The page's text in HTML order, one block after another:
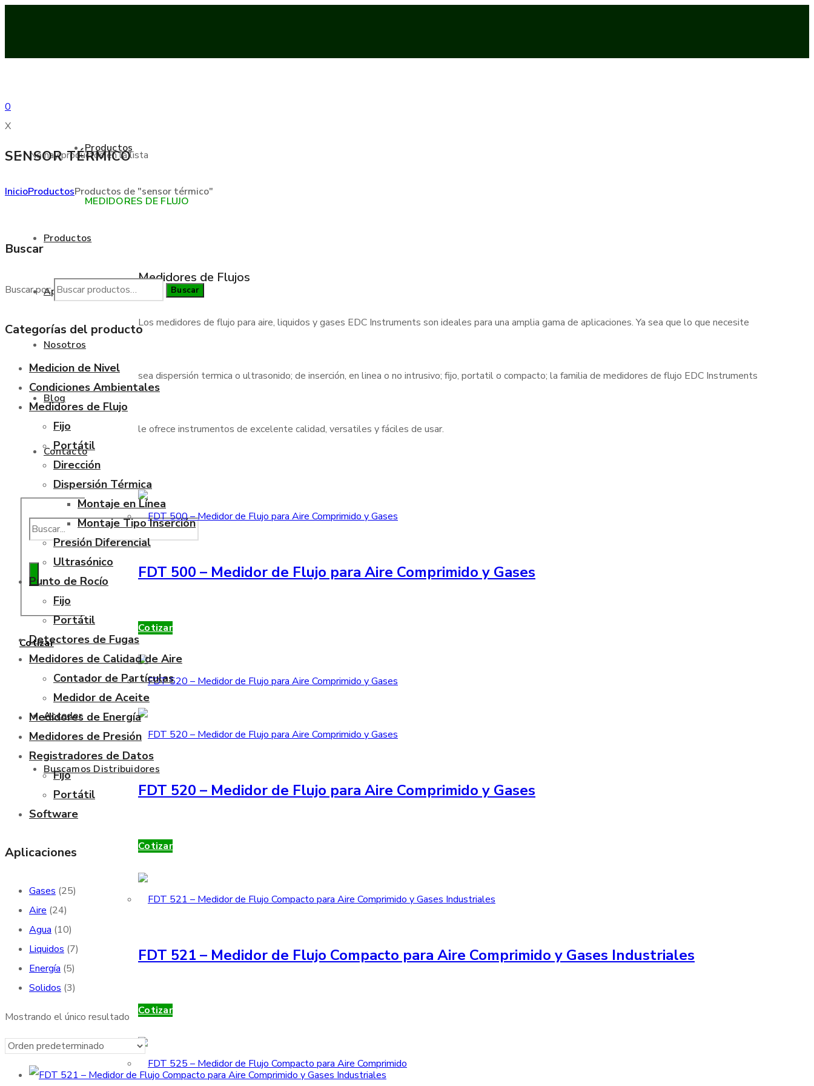
0
X
No hay productos en la lista
Productos
Aplicaciones
Nosotros
Blog
Contacto
Cotizar
Acceder
Buscamos Distribuidores
Productos
MEDIDORES DE FLUJO
Medidores de Flujos
Los medidores de flujo para aire, liquidos y gases EDC Instruments son ideales para una amplia gama de aplicaciones. Ya sea que lo que necesite
sea dispersión termica o ultrasonido; de inserción, en linea o no intrusivo; fijo, portatil o compacto; la familia de medidores de flujo EDC Instruments
le ofrece instrumentos de excelente calidad, versatiles y fáciles de usar.
FDT 500 – Medidor de Flujo para Aire Comprimido y Gases
Cotizar
FDT 520 – Medidor de Flujo para Aire Comprimido y Gases
Cotizar
FDT 521 – Medidor de Flujo Compacto para Aire Comprimido y Gases Industriales
Cotizar
SENSOR TÉRMICO
InicioProductosProductos de "sensor térmico"
Buscar
Buscar por: Buscar
Categorías del producto
Medicion de Nivel
Condiciones Ambientales
Medidores de Flujo
Fijo
Portátil
Dirección
Dispersión Térmica
Montaje en Línea
Montaje Tipo Inserción
Presión Diferencial
Ultrasónico
Punto de Rocío
Fijo
Portátil
Detectores de Fugas
Medidores de Calidad de Aire
Contador de Partículas
Medidor de Aceite
Medidores de Energía
Medidores de Presión
Registradores de Datos
Fijo
Portátil
Software
Aplicaciones
Gases (25)
Aire (24)
Agua (10)
Liquidos (7)
Energía (5)
Solidos (3)
Mostrando el único resultado